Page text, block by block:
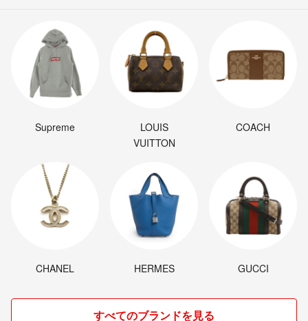
Supreme
LOUIS
VUITTON
COACH
CHANEL HERMES GUCCI
すべてのブランドを見る